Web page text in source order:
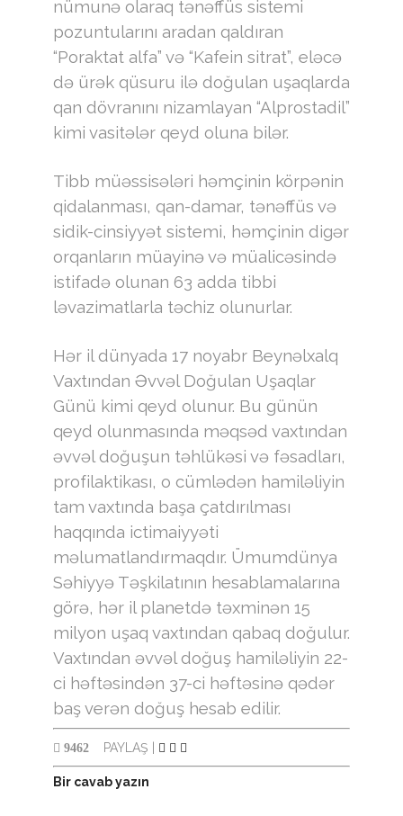
nümunə olaraq tənəffüs sistemi
pozuntularını aradan qaldıran
“Poraktat alfa” və “Kafein sitrat”, eləcə
də ürək qüsuru ilə doğulan uşaqlarda
qan dövranını nizamlayan “Alprostadil”
kimi vasitələr qeyd oluna bilər.
Tibb müəssisələri həmçinin körpənin
qidalanması, qan-damar, tənəffüs və
sidik-cinsiyyət sistemi, həmçinin digər
orqanların müayinə və müalicəsində
istifadə olunan 63 adda tibbi
ləvazimatlarla təchiz olunurlar.
Hər il dünyada 17 noyabr Beynəlxalq
Vaxtından Əvvəl Doğulan Uşaqlar
Günü kimi qeyd olunur. Bu günün
qeyd olunmasında məqsəd vaxtından
əvvəl doğuşun təhlükəsi və fəsadları,
profilaktikası, o cümlədən hamiləliyin
tam vaxtında başa çatdırılması
haqqında ictimaiyyəti
məlumatlandırmaqdır. Ümumdünya
Səhiyyə Təşkilatının hesablamalarına
görə, hər il planetdə təxminən 15
milyon uşaq vaxtından qabaq doğulur.
Vaxtından əvvəl doğuş hamiləliyin 22-
ci həftəsindən 37-ci həftəsinə qədər
baş verən doğuş hesab edilir.
9462 PAYLAŞ
Bir cavab yazın